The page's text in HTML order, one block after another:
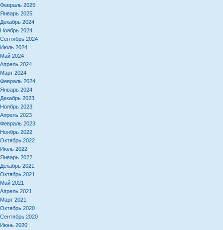
Февраль 2025
Январь 2025
Декабрь 2024
Ноябрь 2024
Сентябрь 2024
Июль 2024
Май 2024
Апрель 2024
Март 2024
Февраль 2024
Январь 2024
Декабрь 2023
Ноябрь 2023
Апрель 2023
Февраль 2023
Ноябрь 2022
Октябрь 2022
Июль 2022
Январь 2022
Декабрь 2021
Октябрь 2021
Май 2021
Апрель 2021
Март 2021
Октябрь 2020
Сентябрь 2020
Июнь 2020